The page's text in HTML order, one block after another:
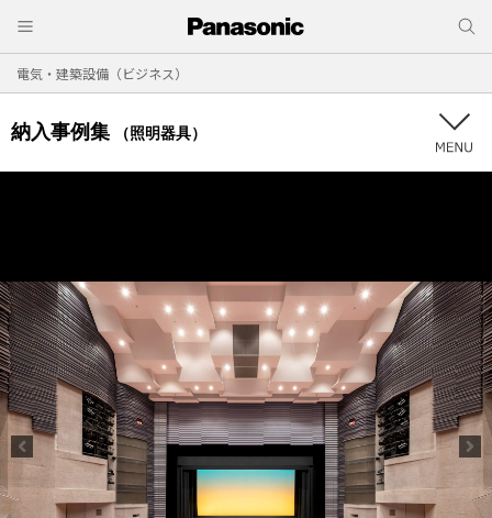
電気・建築設備（ビジネス）
納入事例集 （照明器具）